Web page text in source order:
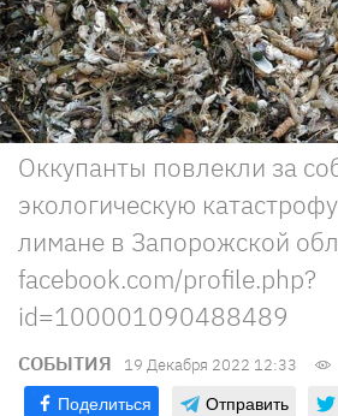
Оккупанты повлекли за
экологическую
лимане в Запорожской
facebook.com/profile.php?
id=100001090488489
СОБЫТИЯ 19 Декабря 2022 12:33
Поделиться Отправить